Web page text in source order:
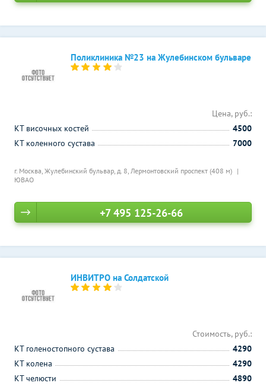
Поликлиника №23 на Жулебинском бульваре
г. Москва, Жулебинский бульвар, д. 8, Лермонтовский проспект (408 м)
ЮВАО
Цена, руб.:
КТ височных костей
4500
КТ коленного сустава
7000
+7 495 125-26-66
ИНВИТРО на Солдатской
Стоимость, руб.:
КТ голеностопного сустава
4290
КТ колена
4290
КТ челюсти
4890